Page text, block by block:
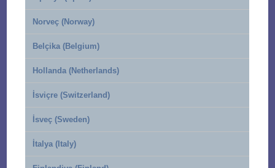
Norveç (Norway)
Belçika (Belgium)
Hollanda (Netherlands)
İsviçre (Switzerland)
İsveç (Sweden)
İtalya (Italy)